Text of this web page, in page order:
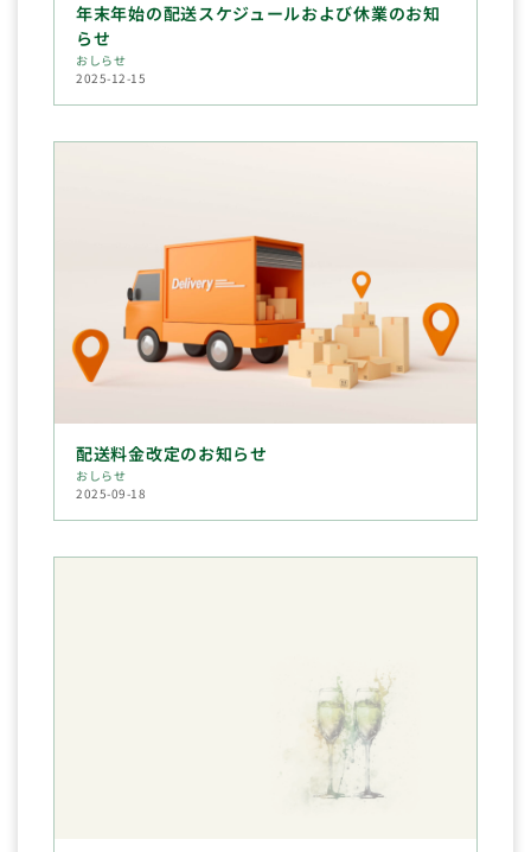
年末年始の配送スケジュールおよび休業のお知
らせ
おしらせ
2025-12-15
配送料金改定のお知らせ
おしらせ
2025-09-18